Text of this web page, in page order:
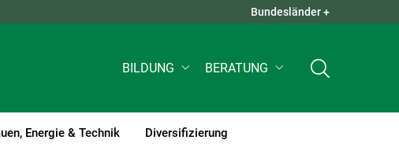
QUICK LINKS +
Bundesländer +
BILDUNG BERATUNG
Energie & Technik Diversifizierung